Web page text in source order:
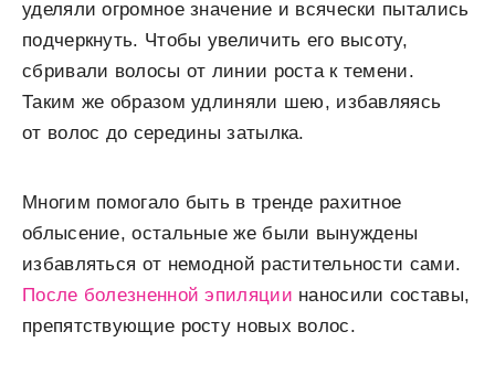
уделяли огромное значение и всячески пытались
подчеркнуть. Чтобы увеличить его высоту,
сбривали волосы от линии роста к темени.
Таким же образом удлиняли шею, избавляясь
от волос до середины затылка.
Многим помогало быть в тренде рахитное
облысение, остальные же были вынуждены
избавляться от немодной растительности сами.
После болезненной эпиляции наносили составы,
препятствующие росту новых волос.